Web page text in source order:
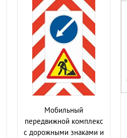
Мобильный
передвижной комплекс
с дорожными знаками и